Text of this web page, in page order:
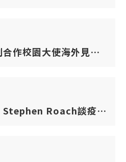
作校園大使海外見習
Roach談疫情